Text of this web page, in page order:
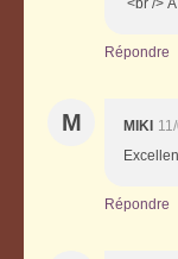
<br />
Répondre
M MIKI
Répondre